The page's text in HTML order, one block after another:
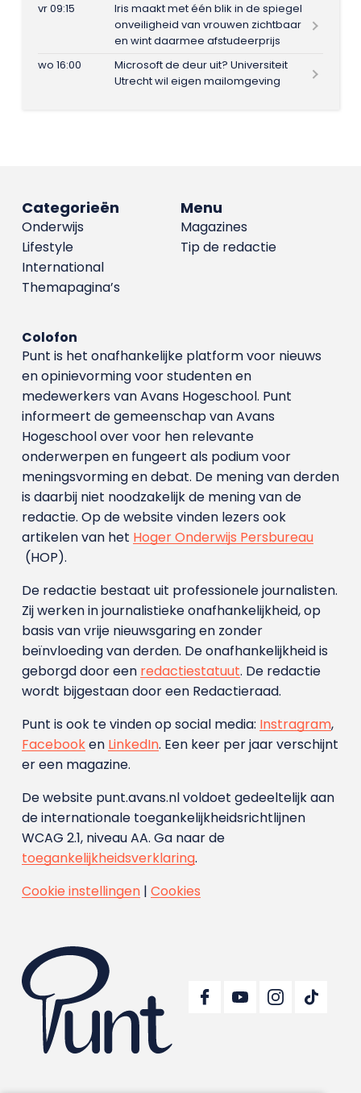
vr 09:15
Iris maakt met één blik in de spiegel
onveiligheid van vrouwen zichtbaar
en wint daarmee afstudeerprijs
wo 16:00
Microsoft de deur uit? Universiteit
Utrecht wil eigen mailomgeving
Menu
Magazines
Tip de redactie
Categorieën
Onderwijs
Lifestyle
International
Themapagina’s
Colofon
Punt is het onafhankelijke platform voor nieuws
en opinievorming voor studenten en
medewerkers van Avans Hoge­school. Punt
informeert de gemeenschap van Avans
Hogeschool over voor hen relevante
onderwerpen en fungeert als podium voor
meningsvorming en debat. De mening van derden
is daarbij niet noodzakelijk de mening van de
redactie. Op de website vinden lezers ook
artikelen van het Hoger Onderwijs Persbureau
(HOP).
De redactie bestaat uit professionele journalisten.
Zij werken in journalistieke onafhankelijkheid, op
basis van vrije nieuwsgaring en zonder
beïnvloeding van derden. De onafhankelijkheid is
geborgd door een redactiestatuut. De redactie
wordt bijgestaan door een Redactieraad.
Punt is ook te vinden op social media: Instragram,
Facebooken LinkedIn. Een keer per jaar verschijnt
er een magazine.
De website punt.avans.nl voldoet gedeeltelijk aan
de internationale toegankelijkheidsrichtlijnen
WCAG 2.1, niveau AA. Ga naar de
toegankelijkheidsverklaring.
Cookie instellingen| Cookies